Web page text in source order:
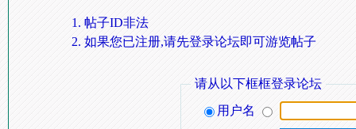
帖子ID非法
如果您已注册,请先登录论坛即可游览帖子
请从以下框框登录论坛
用户名